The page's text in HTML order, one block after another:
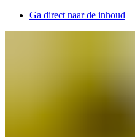
Ga direct naar de inhoud